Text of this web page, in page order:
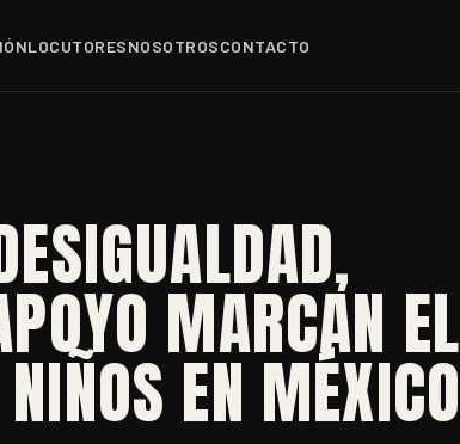
LOCUTORESNOSOTROSCONTACTO
MARCAN EL
EN MÉXICO